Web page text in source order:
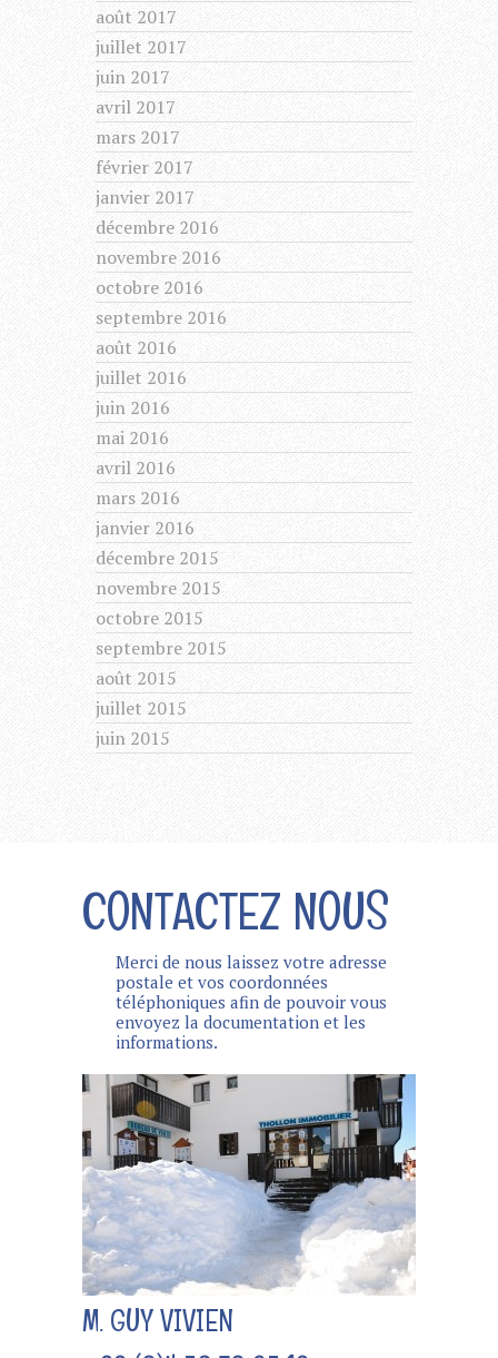
août 2017
juillet 2017
juin 2017
avril 2017
mars 2017
février 2017
janvier 2017
décembre 2016
novembre 2016
octobre 2016
septembre 2016
août 2016
juillet 2016
juin 2016
mai 2016
avril 2016
mars 2016
janvier 2016
décembre 2015
novembre 2015
octobre 2015
septembre 2015
août 2015
juillet 2015
juin 2015
CONTACTEZ NOUS
Merci de nous laissez votre adresse
postale et vos coordonnées
téléphoniques afin de pouvoir vous
envoyez la documentation et les
informations.
M. GUY VIVIEN